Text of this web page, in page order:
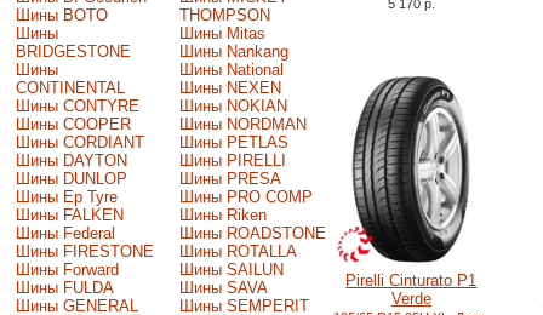
Шины BOTO
Шины
BRIDGESTONE
Шины
CONTINENTAL
Шины CONTYRE
Шины COOPER
Шины CORDIANT
Шины DAYTON
Шины DUNLOP
Шины Ep Tyre
Шины FALKEN
Шины Federal
Шины FIRESTONE
Шины Forward
Шины FULDA
Шины GENERAL
THOMPSON
Шины Mitas
Шины Nankang
Шины National
Шины NEXEN
Шины NOKIAN
Шины NORDMAN
Шины PETLAS
Шины PIRELLI
Шины PRESA
Шины PRO COMP
Шины Riken
Шины ROADSTONE
Шины ROTALLA
Шины SAILUN
Шины SAVA
Шины SEMPERIT
5 170 р.
Pirelli Cinturato P1
Verde